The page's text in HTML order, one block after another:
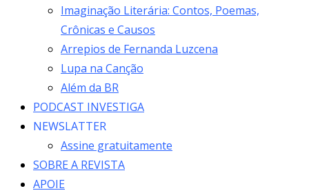
Imaginação Literária: Contos, Poemas,
Crônicas e Causos
Arrepios de Fernanda Luzcena
Lupa na Canção
Além da BR
PODCAST INVESTIGA
NEWSLATTER
Assine gratuitamente
SOBRE A REVISTA
APOIE